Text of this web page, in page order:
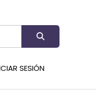
SESIÓN